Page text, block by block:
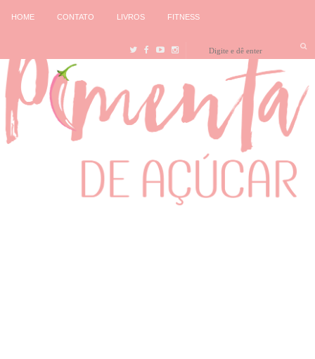
HOME CONTATO LIVROS FITNESS